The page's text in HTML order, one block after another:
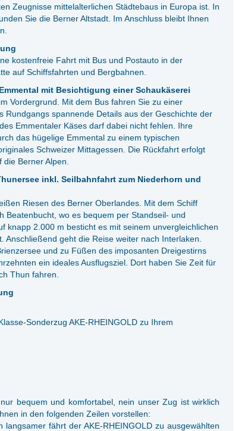
Zeugnisse mittelalterlichen Städtebaus in Europa ist. In
Sie die Berner Altstadt. Im Anschluss bleibt Ihnen
kostenfreie Fahrt mit Bus und Postauto in der
auf Schiffsfahrten und Bergbahnen.
mit Besichtigung einer Schaukäserei
Vordergrund. Mit dem Bus fahren Sie zu einer
Rundgangs spannende Details aus der Geschichte der
Emmentaler Käses darf dabei nicht fehlen. Ihre
das hügelige Emmental zu einem typischen
Schweizer Mittagessen. Die Rückfahrt erfolgt
Berner Alpen.
inkl. Seilbahnfahrt zum Niederhorn und
Riesen des Berner Oberlandes. Mit dem Schiff
Beatenbucht, wo es bequem per Standseil- und
knapp 2.000 m besticht es mit seinem unvergleichlichen
geht die Reise weiter nach Interlaken.
und zu Füßen des imposanten Dreigestirns
ein ideales Ausflugsziel. Dort haben Sie Zeit für
Thun fahren.
Sonderzug AKE-RHEINGOLD zu Ihrem
bequem und komfortabel, nein unser Zug ist wirklich
in den folgenden Zeilen vorstellen:
fährt der AKE-RHEINGOLD zu ausgewählten